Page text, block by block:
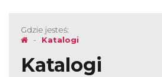
Gdzie jesteś:
Katalogi
Katalogi